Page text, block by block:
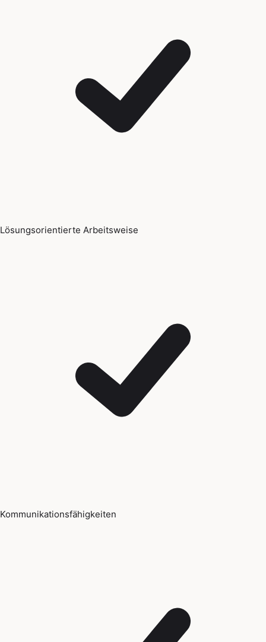
Lösungsorientierte Arbeitsweise
Kommunikationsfähigkeiten